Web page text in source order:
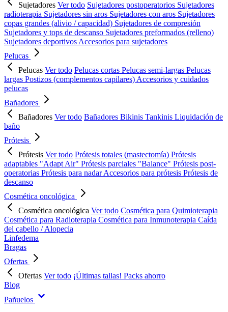
Sujetadores Ver todo Sujetadores postoperatorios Sujetadores
radioterapia Sujetadores sin aros Sujetadores con aros Sujetadores
copas grandes (alivio / capacidad) Sujetadores de compresión
Sujetadores y tops de descanso Sujetadores preformados (relleno)
Sujetadores deportivos Accesorios para sujetadores
Pelucas
Pelucas Ver todo Pelucas cortas Pelucas semi-largas Pelucas
largas Postizos (complementos capilares) Accesorios y cuidados
pelucas
Bañadores
Bañadores Ver todo Bañadores Bikinis Tankinis Liquidación de
baño
Prótesis
Prótesis Ver todo Prótesis totales (mastectomía) Prótesis
adaptables "Adapt Air" Prótesis parciales "Balance" Prótesis post-
operatorias Prótesis para nadarAccesorios para prótesis Prótesis de
descanso
Cosmética oncológica
Cosmética oncológica Ver todo Cosmética para Quimioterapia
Cosmética para Radioterapia Cosmética para Inmunoterapia Caída
del cabello / Alopecia
Linfedema
Bragas
Ofertas
Ofertas Ver todo ¡Últimas tallas! Packs ahorro
Blog
Pañuelos